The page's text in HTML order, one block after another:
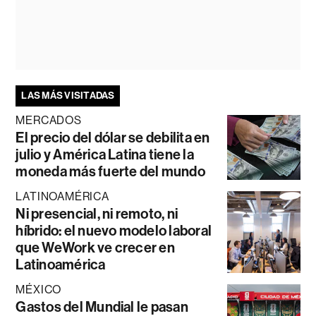
LAS MÁS VISITADAS
MERCADOS
El precio del dólar se debilita en
julio y América Latina tiene la
moneda más fuerte del mundo
LATINOAMÉRICA
Ni presencial, ni remoto, ni
híbrido: el nuevo modelo laboral
que WeWork ve crecer en
Latinoamérica
MÉXICO
Gastos del Mundial le pasan